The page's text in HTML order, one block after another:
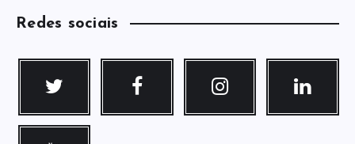
Redes sociais